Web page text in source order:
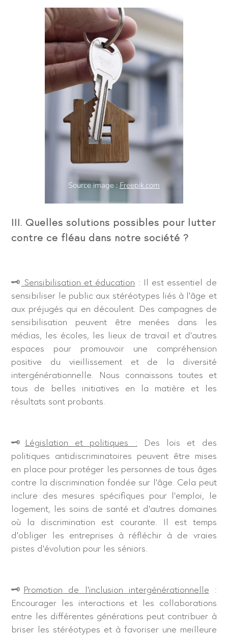
Source image :Freepik.com
III. Quelles solutions possibles pour lutter
contre ce fléau dans notre société ?
🗝 Sensibilisation et éducation : Il est essentiel de
sensibiliser le public aux stéréotypes liés à l’âge et
aux préjugés qui en découlent. Des campagnes de
sensibilisation peuvent être menées dans les
médias, les écoles, les lieux de travail et d’autres
espaces pour promouvoir une compréhension
positive du vieillissement et de la diversité
intergénérationnelle. Nous connaissons toutes et
tous de belles initiatives en la matière et les
résultats sont probants.
🗝 Législation et politiques : Des lois et des
politiques antidiscriminatoires peuvent être mises
en place pour protéger les personnes de tous âges
contre la discrimination fondée sur l’âge. Cela peut
inclure des mesures spécifiques pour l’emploi, le
logement, les soins de santé et d’autres domaines
où la discrimination est courante. Il est temps
d’obliger les entreprises à réfléchir à de vraies
pistes d’évolution pour les séniors.
🗝 Promotion de l’inclusion intergénérationnelle :
Encourager les interactions et les collaborations
entre les différentes générations peut contribuer à
briser les stéréotypes et à favoriser une meilleure